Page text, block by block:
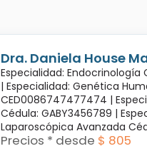
Dra. Daniela House
Especialidad: Endocrinología
| Especialidad: Genética
CED0086747477474 |
Cédula: GABY3456789 |
Laparoscópica Avanzada
Precios * desde $ 805